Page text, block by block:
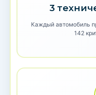
3
Каждый автомобиль
142